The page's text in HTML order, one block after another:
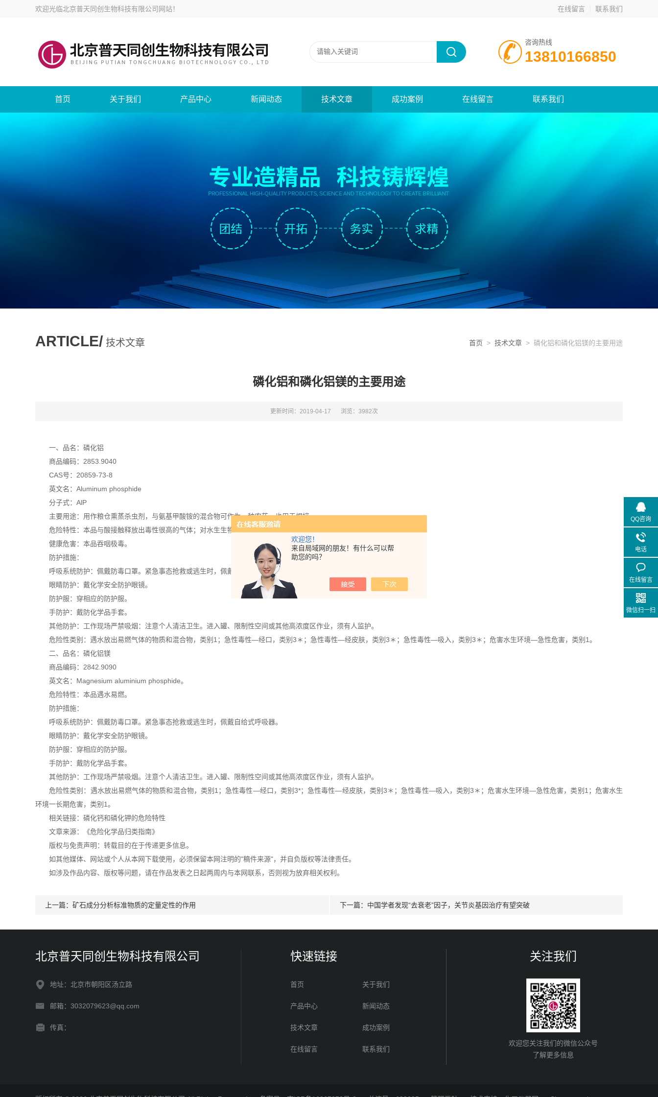
欢迎您！
来自局域网的朋友！有什么可以帮
助您的吗？
欢迎光临北京普天同创生物科技有限公司网站！ 在线留言 联系我们
咨询热线
13810166850
首页 关于我们 产品中心 新闻动态 技术文章 成功案例 在线留言 联系我们
ARTICLE/ 技术文章 首页 > 技术文章 > 磷化铝和磷化铝镁的主要用途
磷化铝和磷化铝镁的主要用途
更新时间：2019-04-17 浏览：3982次
一、品名：磷化铝
商品编码：2853.9040
CAS号：20859-73-8
英文名：Aluminum phosphide
分子式：AlP
主要用途：用作粮仓熏蒸杀虫剂，与氨基甲酸铵的混合物可作为一种农药，也用于焊接。
危险特性：本品与酸接触释放出毒性很高的气体；对水生生物极毒。
健康危害：本品吞咽极毒。
防护措施：
呼吸系统防护：佩戴防毒口罩。紧急事态抢救或逃生时，佩戴自给式呼吸器。
眼睛防护：戴化学安全防护眼镜。
防护服：穿相应的防护服。
手防护：戴防化学品手套。
其他防护：工作现场严禁吸烟：注意个人清洁卫生。进入罐、限制性空间或其他高浓度区作业，须有人监护。
危险性类别：遇水放出易燃气体的物质和混合物，类别1；急性毒性—经口，类别3＊；急性毒性—经皮肤，类别3＊；急性毒性—吸入，类别3＊；危害水生环境—急性危害，类别1。
二、品名：磷化铝镁
商品编码：2842.9090
英文名：Magnesium aluminium phosphide。
危险特性：本品遇水易燃。
防护措施：
呼吸系统防护：佩戴防毒口罩。紧急事态抢救或逃生时，佩戴自给式呼吸器。
眼睛防护：戴化学安全防护眼镜。
防护服：穿相应的防护服。
手防护：戴防化学品手套。
其他防护：工作现场严禁吸烟。注意个人清洁卫生。进入罐、限制性空间或其他高浓度区作业，须有人监护。
危险性类别：遇水放出易燃气体的物质和混合物，类别1；急性毒性—经口，类别3*；急性毒性—经皮肤，类别3＊；急性毒性—吸入，类别3＊；危害水生环境—急性危害，类别1；危害水生
环境一长期危害，类别1。
相关链接：磷化钙和磷化钾的危险特性
文章来源：《危险化学品归类指南》
版权与免责声明：转载目的在于传递更多信息。
如其他媒体、网站或个人从本网下载使用，必须保留本网注明的"稿件来源"，并自负版权等法律责任。
如涉及作品内容、版权等问题，请在作品发表之日起两周内与本网联系，否则视为放弃相关权利。
上一篇： 矿石成分分析标准物质的定量定性的作用 下一篇： 中国学者发现“去衰老”因子，关节炎基因治疗有望突破
北京普天同创生物科技有限公司
地址：北京市朝阳区汤立路
邮箱：3032079623@qq.com
传真：
快速链接
首页 关于我们
产品中心 新闻动态
技术文章 成功案例
在线留言 联系我们
关注我们
欢迎您关注我们的微信公众号
了解更多信息
QQ咨询
电话
在线留言
微信扫一扫